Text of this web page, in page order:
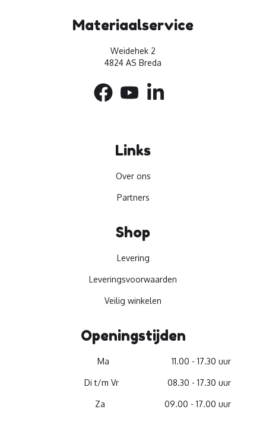
Materiaalservice
Weidehek 2
4824 AS Breda
Links
Over ons
Partners
Shop
Levering
Leveringsvoorwaarden
Veilig winkelen
Openingstijden
Ma 11.00 - 17.30 uur
Di t/m Vr 08.30 - 17.30 uur
Za 09.00 - 17.00 uur